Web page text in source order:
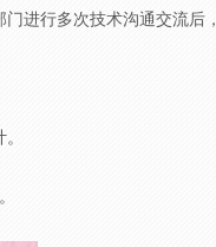
进行多次技术沟通交流后，